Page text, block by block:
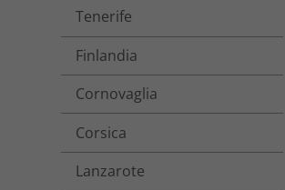
Tenerife
Finlandia
Cornovaglia
Corsica
Lanzarote